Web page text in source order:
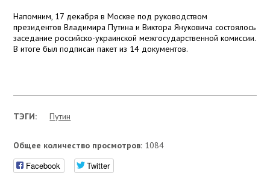
Напомним, 17 декабря в Москве под руководством
президентов Владимира Путина и Виктора Януковича состоялось
заседание российско-украинской межгосударственной комиссии.
В итоге был подписан пакет из 14 документов.
ТЭГИ: Путин
Общее количество просмотров: 1084
Facebook Twitter